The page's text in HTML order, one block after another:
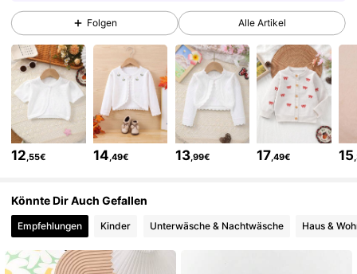
4,94 17K Follower
4,94 17K Follower
4,94 17K Follower
Folgen Alle Artikel
12,55€ 14,49€ 13,99€ 17,49€ 15
Könnte Dir Auch Gefallen
Empfehlungen Kinder Unterwäsche & Nachtwäsche Haus &